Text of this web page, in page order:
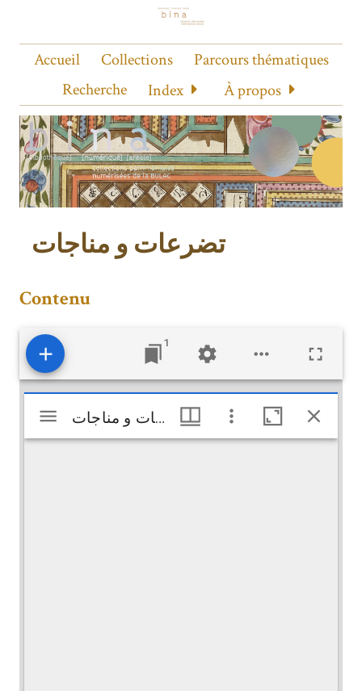
Accueil Collections
Parcours thématiques
Recherche
Index À propos
تضرعات و مناجات
Contenu
1
Visualiseur
Mirador
تضرعات و مناجات
تضرعات و مناجات